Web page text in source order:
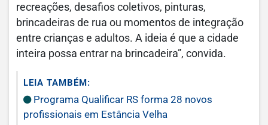
recreações, desafios coletivos, pinturas,
brincadeiras de rua ou momentos de integração
entre crianças e adultos. A ideia é que a cidade
inteira possa entrar na brincadeira”, convida.
LEIA TAMBÉM:
Programa Qualificar RS forma 28 novos
profissionais em Estância Velha